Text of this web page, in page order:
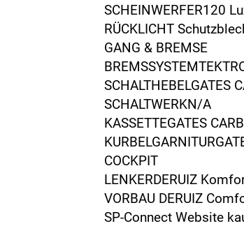
SCHEINWERFER120
RÜCKLICHT
GANG & BREMSE
SCHALTHEBELGATES
SCHALTWERKN/A
KASSETTEGATES
COCKPIT
LENKERDERUIZ
VORBAU DERUIZ
SP-Connect Website